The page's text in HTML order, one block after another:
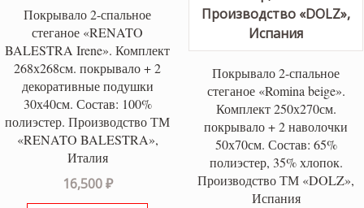
Покрывало 2-спальное
стеганое «RENATO
BALESTRA Irene». Комплект
268х268см. покрывало + 2
декоративные подушки
30х40см. Состав: 100%
полиэстер. Производство ТМ
«RENATO BALESTRA»,
Италия
16,500₽
Покрывало 2-спальное
стеганое «Romina beige».
Комплект 250х270см.
покрывало + 2 наволочки
50х70см. Состав: 65%
полиэстер, 35% хлопок.
Производство ТМ «DOLZ»,
Испания